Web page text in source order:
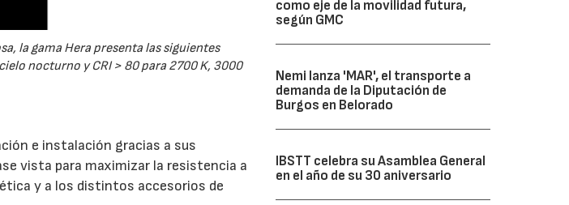
la gama Hera presenta las siguientes
nocturno y CRI > 80 para 2700 K, 3000
e instalación gracias a sus
vista para maximizar la resistencia a
y a los distintos accesorios de
como eje de la movilidad futura,
según GMC
Nemi lanza 'MAR', el transporte a
demanda de la Diputación de
Burgos en Belorado
IBSTT celebra su Asamblea General
en el año de su 30 aniversario